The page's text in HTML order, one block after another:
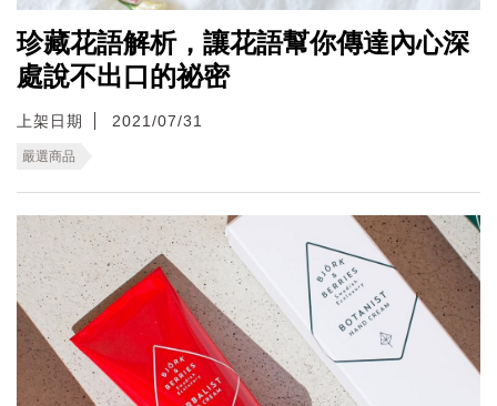
珍藏花語解析，讓花語幫你傳達內心深
處說不出口的祕密
上架日期 2021/07/31
嚴選商品